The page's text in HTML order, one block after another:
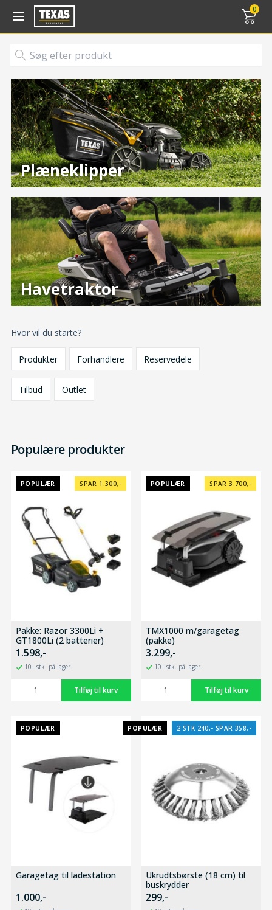
0
Plæneklipper
Havetraktor
Hvor vil du starte?
Produkter Forhandlere Reservedele
Tilbud Outlet
Populære produkter
POPULÆR SPAR 1.300,-
Pakke: Razor 3300Li +
GT1800Li (2 batterier)
1.598,-
10+ stk. på lager.
POPULÆR SPAR 3.700,-
TMX1000 m/garagetag
(pakke)
3.299,-
10+ stk. på lager.
POPULÆR
Garagetag til ladestation
1.000,-
POPULÆR 2 STK 240,- SPAR 358,-
Ukrudtsbørste (18 cm) til
buskrydder
299,-